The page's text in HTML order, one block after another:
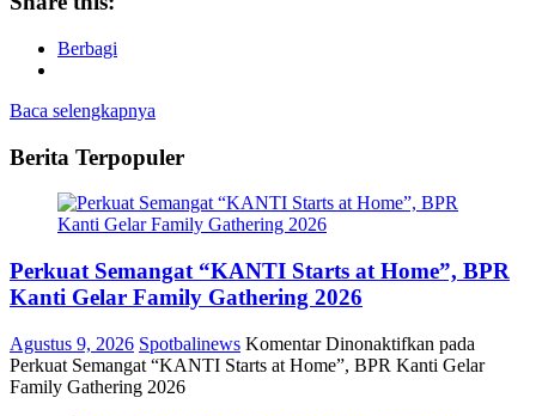
Berbagi
Baca selengkapnya
Berita Terpopuler
Perkuat Semangat “KANTI Starts at Home”, BPR
Kanti Gelar Family Gathering 2026
Agustus 9, 2026 Spotbalinews Komentar Dinonaktifkan pada
Perkuat Semangat “KANTI Starts at Home”, BPR Kanti Gelar
Family Gathering 2026